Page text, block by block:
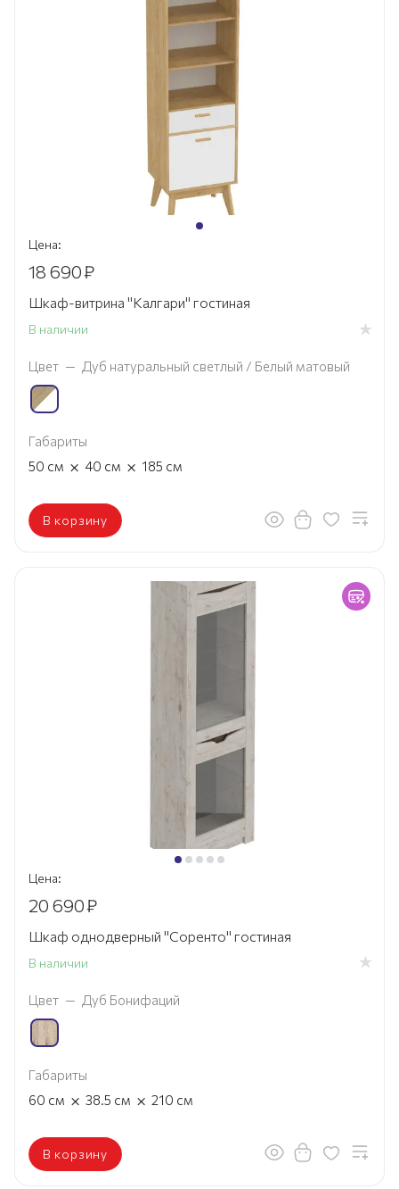
Цена:
18 690₽
Шкаф-витрина "Калгари" гостиная
В наличии
Цвет — Дуб натуральный светлый / Белый матовый
Габариты
50 см × 40 см × 185 см
В корзину
Цена:
20 690₽
Шкаф однодверный "Соренто" гостиная
В наличии
Цвет — Дуб Бонифаций
Габариты
60 см × 38.5 см × 210 см
В корзину